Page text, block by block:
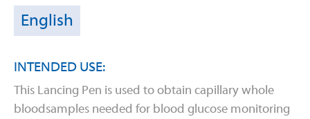
English
INTENDED USE:
This Lancing Pen is used to obtain capillary whole
bloodsamples needed for blood glucose monitoring